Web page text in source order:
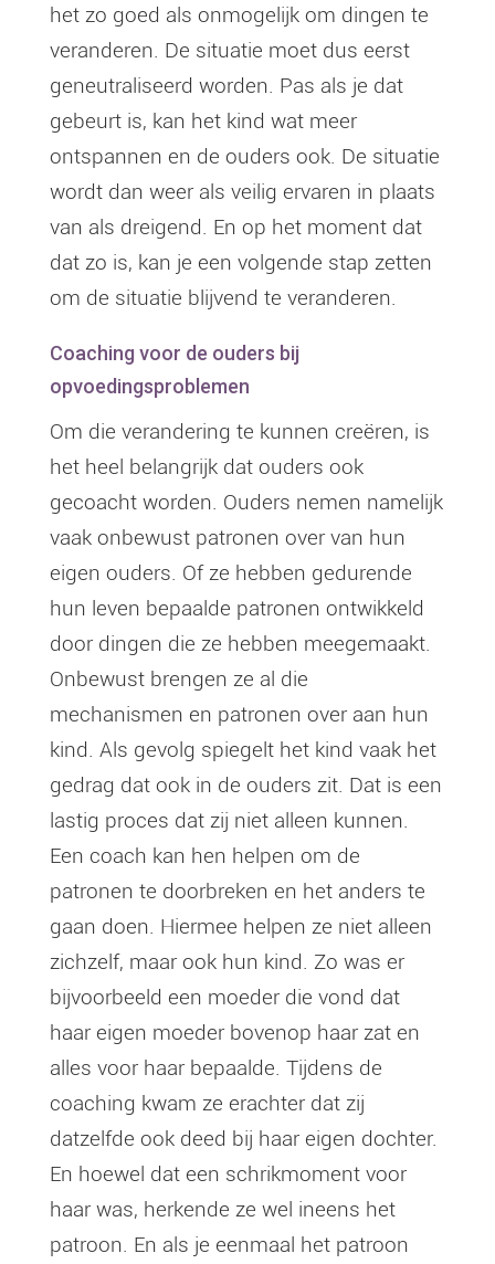
het zo goed als onmogelijk om dingen te
veranderen. De situatie moet dus eerst
geneutraliseerd worden. Pas als je dat
gebeurt is, kan het kind wat meer
ontspannen en de ouders ook. De situatie
wordt dan weer als veilig ervaren in plaats
van als dreigend. En op het moment dat
dat zo is, kan je een volgende stap zetten
om de situatie blijvend te veranderen.
Coaching voor de ouders bij
opvoedingsproblemen
Om die verandering te kunnen creëren, is
het heel belangrijk dat ouders ook
gecoacht worden. Ouders nemen namelijk
vaak onbewust patronen over van hun
eigen ouders. Of ze hebben gedurende
hun leven bepaalde patronen ontwikkeld
door dingen die ze hebben meegemaakt.
Onbewust brengen ze al die
mechanismen en patronen over aan hun
kind. Als gevolg spiegelt het kind vaak het
gedrag dat ook in de ouders zit. Dat is een
lastig proces dat zij niet alleen kunnen.
Een coach kan hen helpen om de
patronen te doorbreken en het anders te
gaan doen. Hiermee helpen ze niet alleen
zichzelf, maar ook hun kind. Zo was er
bijvoorbeeld een moeder die vond dat
haar eigen moeder bovenop haar zat en
alles voor haar bepaalde. Tijdens de
coaching kwam ze erachter dat zij
datzelfde ook deed bij haar eigen dochter.
En hoewel dat een schrikmoment voor
haar was, herkende ze wel ineens het
patroon. En als je eenmaal het patroon